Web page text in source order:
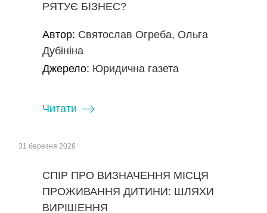
РЯТУЄ БІЗНЕС?
Автор: Святослав Огреба, Ольга
Дубініна
Джерело: Юридична газета
Читати
31 березня 2026
СПІР ПРО ВИЗНАЧЕННЯ МІСЦЯ
ПРОЖИВАННЯ ДИТИНИ: ШЛЯХИ
ВИРІШЕННЯ